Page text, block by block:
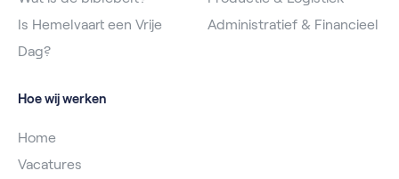
Is Hemelvaart een Vrije
Dag?
Administratief & Financieel
Hoe wij werken
Home
Vacatures